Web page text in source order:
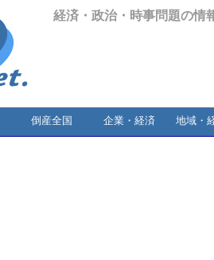
経済・政治・時事問題の情
倒産全国 企業・経済 地域・